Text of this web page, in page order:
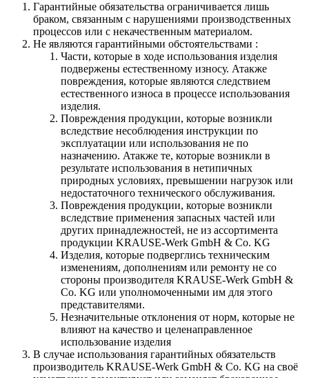
Гарантийные обязательства ограничивается лишь
браком, связанным с нарушениями производственных
процессов или с некачественным материалом.
Не являются гарантийными обстоятельствами :
Части, которые в ходе использования изделия
подвержены естественному износу. Атакже
повреждения, которые являются следствием
естественного износа в процессе использования
изделия.
Повреждения продукции, которые возникли
вследствие несоблюдения инструкции по
эксплуатации или использования не по
назначению. Атакже те, которые возникли в
результате использования в нетипичных
природных условиях, превышении нагрузок или
недостаточного технического обслуживания.
Повреждения продукции, которые возникли
вследствие применения запасных частей или
других принадлежностей, не из ассортимента
продукции KRAUSE-Werk GmbH & Со. KG
Изделия, которые подверглись техническим
изменениям, дополнениям или ремонту не со
стороны производителя KRAUSE-Werk GmbH &
Со. KG или уполномоченными им для этого
представителями.
Незначительные отклонения от норм, которые не
влияют на качество и целенаправленное
использование изделия
В случае использования гарантийных обязательств
производитель KRAUSE-Werk GmbH & Со. KG на своё